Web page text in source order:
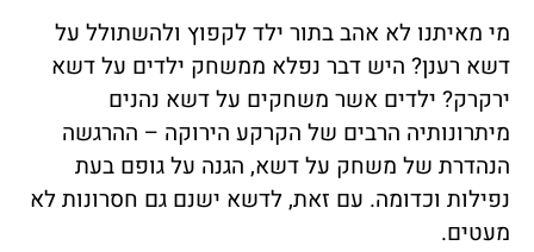
מי מאיתנו לא אהב בתור ילד לקפוץ ולהשתולל על
דשא רענן? היש דבר נפלא ממשחק ילדים על דשא
ירקרק? ילדים אשר משחקים על דשא נהנים
מיתרונותיה הרבים של הקרקע הירוקה – ההרגשה
הנהדרת של משחק על דשא, הגנה על גופם בעת
נפילות וכדומה. עם זאת, לדשא ישנם גם חסרונות לא
מעטים.